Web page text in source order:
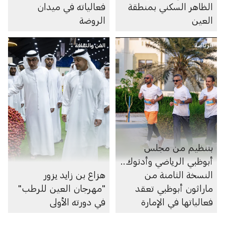
الظاهر السكني بمنطقة
العين
فعالياته في ميدان
الروضة
الرياضة
بتنظيم من مجلس
أبوظبي الرياضي وأدنوك..
النسخة الثامنة من
ماراثون أبوظبي تعقد
فعالياتها في الإمارة
الفن والثقافة
هزاع بن زايد يزور
"مهرجان العين للرطب"
في دورته الأولى